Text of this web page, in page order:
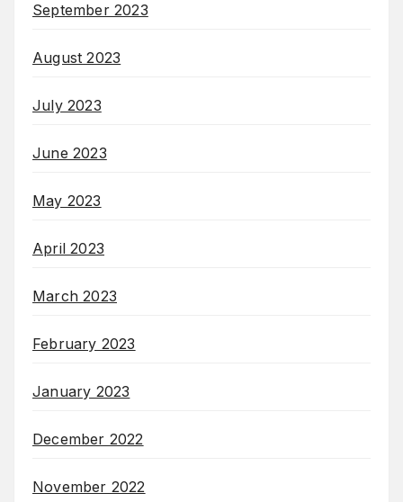
September 2023
August 2023
July 2023
June 2023
May 2023
April 2023
March 2023
February 2023
January 2023
December 2022
November 2022